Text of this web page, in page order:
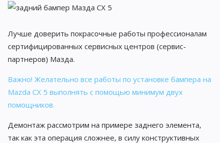
Лучше доверить покрасочные работы профессионалам
сертифицированных сервисных центров (сервис-
партнеров) Мазда.
Важно! Желательно все работы по установке бампера на
Mazda CX 5 выполнять с помощью минимум двух
помощников.
Демонтаж рассмотрим на примере заднего элемента,
так как эта операция сложнее, в силу конструктивных